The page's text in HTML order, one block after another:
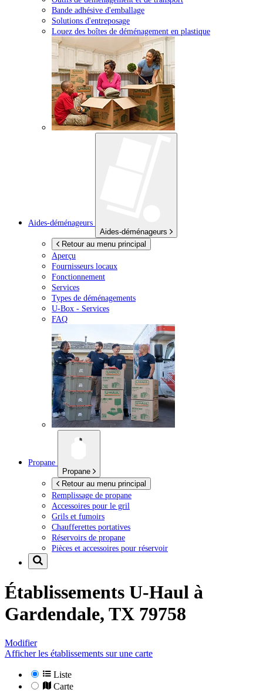
Bande adhésive d'emballage
Solutions d'entreposage
Louez des boîtes de déménagement en plastique
Aides-déménageurs
Aides-déménageurs
Retour au menu principal
Aperçu
Fournisseurs locaux
Fonctionnement
Services
Types de déménagements
U-Box - Services
FAQ
Propane
Propane
Retour au menu principal
Remplissage de propane
Accessoires pour le gril
Grils et fumoirs
Chaufferettes portatives
Réservoirs de propane
Pièces et accessoires pour réservoir
Établissements U-Haul à
Gardendale, TX 79758
Modifier
Afficher les établissements sur une carte
Liste
Carte